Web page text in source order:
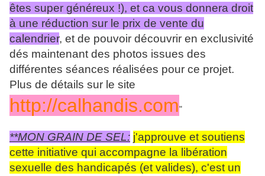
êtes super généreux !), et ca vous donnera droit
à une réduction sur le prix de vente du
calendrier, et de pouvoir découvrir en exclusivité
dés maintenant des photos issues des
différentes séances réalisées pour ce projet.
Plus de détails sur le site
http://calhandis.com"
**MON GRAIN DE SEL: j'approuve et soutiens
cette initiative qui accompagne la libération
sexuelle des handicapés (et valides), c'est un